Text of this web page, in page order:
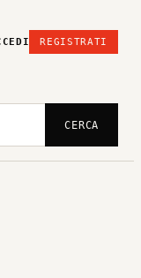
REGISTRATI
CERCA